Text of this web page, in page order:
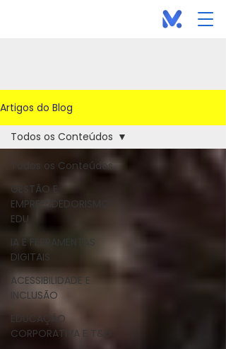
Artigos do Blog
Todos os Conteúdos
GESTÃO E
EMPREENDEDORISMO
EDU
IA E FERRAMENTAS
DIGITAIS
ACESSIBILIDADE E
INCLUSÃO
EDUCAÇÃO
CORPORATIVA E T&D
Todos os Conteúdos